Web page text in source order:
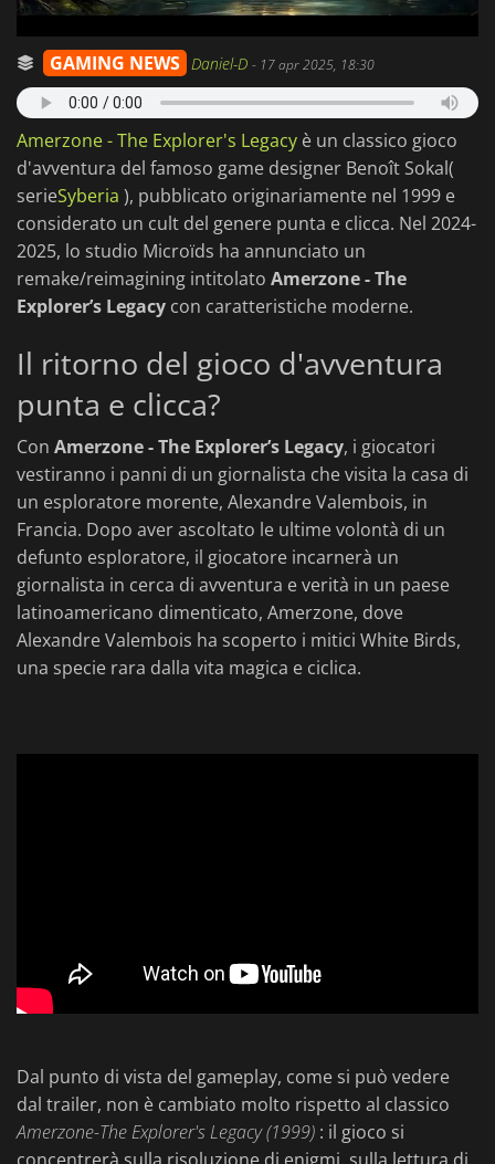
GAMING NEWS Daniel-D - 17 apr 2025, 18:30
Amerzone - The Explorer's Legacy è un classico gioco
d'avventura del famoso game designer Benoît Sokal(
serieSyberia ), pubblicato originariamente nel 1999 e
considerato un cult del genere punta e clicca. Nel 2024-
2025, lo studio Microïds ha annunciato un
remake/reimagining intitolato Amerzone - The
Explorer’s Legacy con caratteristiche moderne.
Il ritorno del gioco d'avventura
punta e clicca?
Con Amerzone - The Explorer’s Legacy, i giocatori
vestiranno i panni di un giornalista che visita la casa di
un esploratore morente, Alexandre Valembois, in
Francia. Dopo aver ascoltato le ultime volontà di un
defunto esploratore, il giocatore incarnerà un
giornalista in cerca di avventura e verità in un paese
latinoamericano dimenticato, Amerzone, dove
Alexandre Valembois ha scoperto i mitici White Birds,
una specie rara dalla vita magica e ciclica.
Dal punto di vista del gameplay, come si può vedere
dal trailer, non è cambiato molto rispetto al classico
Amerzone-The Explorer's Legacy (1999) : il gioco si